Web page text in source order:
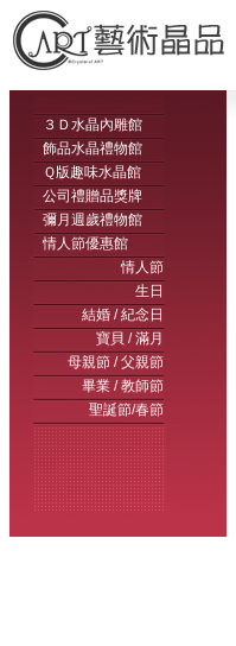
３Ｄ水晶內雕館
飾品水晶禮物館
Ｑ版趣味水晶館
公司禮贈品獎牌
彌月週歲禮物館
情人節優惠館
情人節
生日
結婚 / 紀念日
寶貝 / 滿月
母親節 / 父親節
畢業 / 教師節
聖誕節/春節